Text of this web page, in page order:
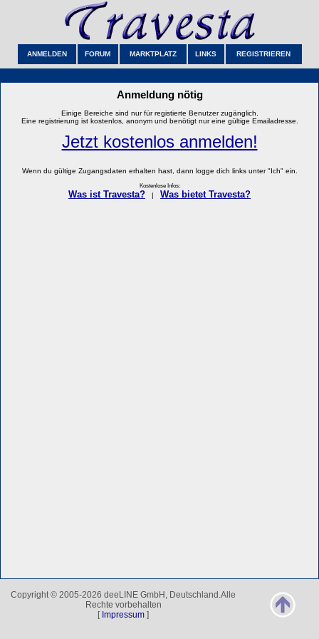
ANMELDEN FORUM MARKTPLATZ LINKS REGISTRIEREN
Anmeldung nötig
Einige Bereiche sind nur für registierte Benutzer zugänglich.
Eine registrierung ist kostenlos, anonym und benötigt nur eine gültige Emailadresse.
Jetzt kostenlos anmelden!
Wenn du gültige Zugangsdaten erhalten hast, dann logge dich links unter "Ich" ein.
Kostenlose Infos:
Was ist Travesta? Was bietet Travesta?
Copyright © 2005-2026 deeLINE GmbH, Deutschland.Alle
Rechte vorbehalten
[ Impressum ]